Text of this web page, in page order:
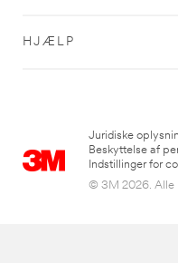
HJÆLP
Juridiske
Beskyttelse af
Indstillinger for
© 3M 2026. Alle